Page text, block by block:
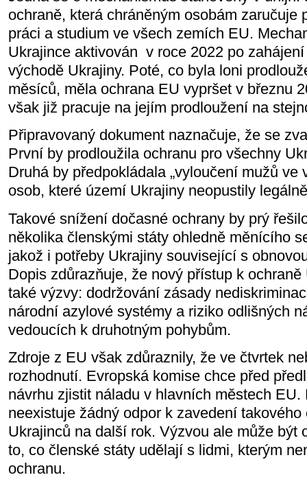
ochraně, která chráněným osobám zaručuje
práci a studium ve všech zemích EU.
Ukrajince aktivován v roce 2022 po
východě Ukrajiny. Poté, co byla loni
měsíců, měla ochrana EU vypršet v březnu
však již pracuje na jejím prodloužení na
Připravovaný dokument naznačuje, že se
První by prodloužila ochranu pro všechny
Druhá by předpokládala „vyloučení mužů ve
osob, které území Ukrajiny neopustily
Takové snížení dočasné ochrany by prý
několika členskými státy ohledně měnícího
jakož i potřeby Ukrajiny související s
Dopis zdůrazňuje, že nový přístup k
také výzvy: dodržování zásady
národní azylové systémy a riziko odlišných
vedoucích k druhotným pohybům.
Zdroje z EU však zdůraznily, že ve čtvrtek
rozhodnutí. Evropská komise chce před
návrhu zjistit náladu v hlavních městech EU.
neexistuje žádný odpor k zavedení
Ukrajinců na další rok. Výzvou ale může být
to, co členské státy udělají s lidmi, kterým
ochranu.